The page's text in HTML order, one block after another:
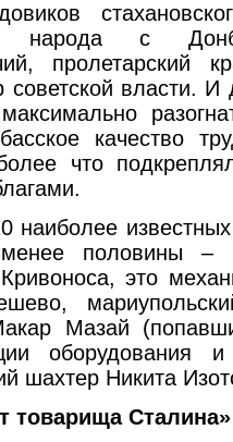
народа с
пролетарский
власти. И
качество
что
наиболее
половины –
это
Мазай
оборудования и
шахтер Никита
товарища Сталина»